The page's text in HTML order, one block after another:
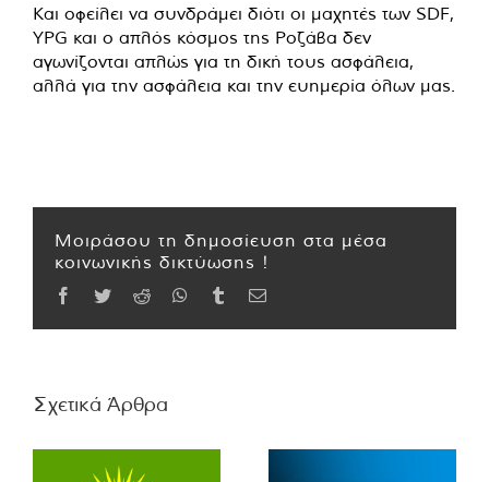
Και οφείλει να συνδράμει διότι οι μαχητές των SDF,
YPG και ο απλός κόσμος της Ροζάβα δεν
αγωνίζονται απλώς για τη δική τους ασφάλεια,
αλλά για την ασφάλεια και την ευημερία όλων μας.
Μοιράσου τη δημοσίευση στα μέσα
κοινωνικής δικτύωσης !
Facebook
TwitterReddit WhatsApp
TumblrEmail
Σχετικά Άρθρα